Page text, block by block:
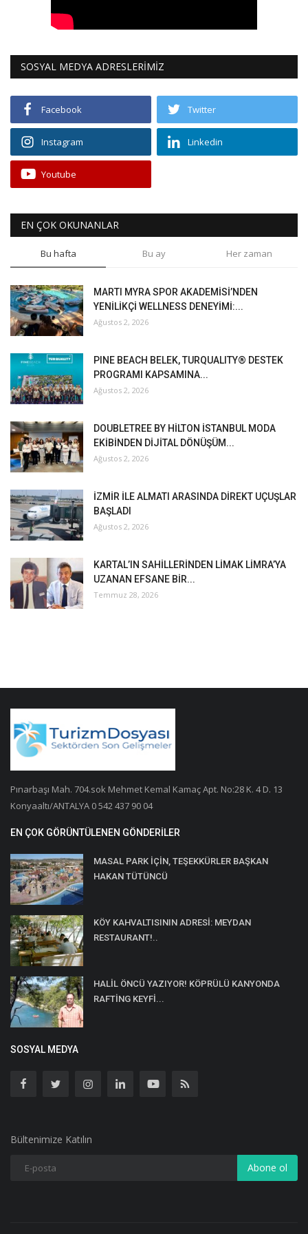
SOSYAL MEDYA ADRESLERİMİZ
Facebook Twitter
Instagram Linkedin
Youtube
EN ÇOK OKUNANLAR
Bu hafta Bu ay Her zaman
MARTI MYRA SPOR AKADEMİSİ’NDEN
YENİLİKÇİ WELLNESS DENEYİMİ:...
Ağustos 2, 2026
PINE BEACH BELEK, TURQUALITY® DESTEK
PROGRAMI KAPSAMINA...
Ağustos 2, 2026
DOUBLETREE BY HİLTON İSTANBUL MODA
EKİBİNDEN DİJİTAL DÖNÜŞÜM...
Ağustos 2, 2026
İZMİR İLE ALMATI ARASINDA DİREKT UÇUŞLAR
BAŞLADI
Ağustos 2, 2026
KARTAL’IN SAHİLLERİNDEN LİMAK LİMRA’YA
UZANAN EFSANE BİR...
Temmuz 28, 2026
Pınarbaşı Mah. 704.sok Mehmet Kemal Kamaç Apt. No:28 K. 4 D. 13
Konyaaltı/ANTALYA 0 542 437 90 04
EN ÇOK GÖRÜNTÜLENEN GÖNDERILER
MASAL PARK İÇİN, TEŞEKKÜRLER BAŞKAN
HAKAN TÜTÜNCÜ
KÖY KAHVALTISININ ADRESİ: MEYDAN
RESTAURANT!..
HALİL ÖNCÜ YAZIYOR! KÖPRÜLÜ KANYONDA
RAFTİNG KEYFİ...
SOSYAL MEDYA
Bültenimize Katılın
Abone ol